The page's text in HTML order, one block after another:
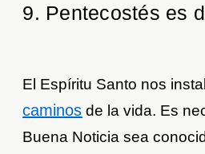
9. Pentecostés es
El Espíritu Santo nos
caminos de la vida. Es
Buena Noticia sea